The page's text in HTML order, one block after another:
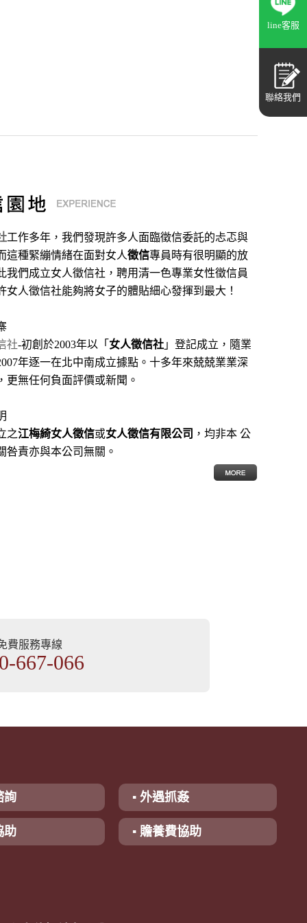
line客服
聯絡我們
工作多年，我們發現許多人面臨徵信委託的忐忑與
這種緊繃情緒在面對女人徵信專員時有很明顯的放
我們成立女人徵信社，聘用清一色專業女性徵信員
女人徵信社能夠將女子的體貼細心發揮到最大 ！
社-初創於2003年以「 女人徵信社 」登記成立，隨業
年逐一在北中南成立據點。十多年來兢兢業業深
更無任何負面評價或新聞。
之江梅綺女人徵信或女人徵信有限公司 ，均非本 公
咎責亦與本公司無關。
費服務專線
667-066
詢 ▪ 外遇抓姦
助 ▪ 贍養費協助